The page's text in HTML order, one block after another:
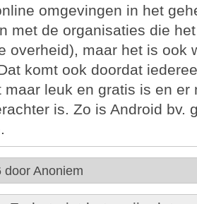
omgevingen in het
met de organisaties die
overheid), maar het is ook
komt ook doordat
maar leuk en gratis is en
is. Zo is Android bv.
door Anoniem